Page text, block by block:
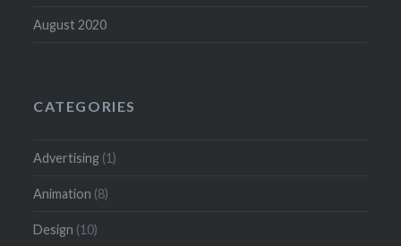
August 2020
CATEGORIES
Advertising (1)
Animation (8)
Design (10)